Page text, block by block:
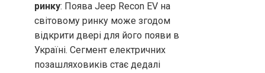
ринку: Поява Jeep Recon EV на
світовому ринку може згодом
відкрити двері для його появи в
Україні. Сегмент електричних
позашляховиків стає дедалі